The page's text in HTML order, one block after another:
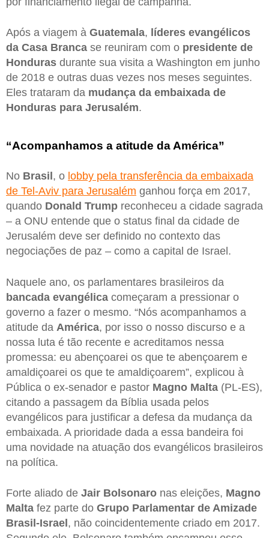
Após a viagem à Guatemala, líderes evangélicos
da Casa Branca se reuniram com o presidente de
Honduras durante sua visita a Washington em junho
de 2018 e outras duas vezes nos meses seguintes.
Eles trataram da mudança da embaixada de
Honduras para Jerusalém.
“Acompanhamos a atitude da América”
No Brasil , o lobby pela transferência da embaixada
de Tel-Aviv para Jerusalém ganhou força em 2017,
quando Donald Trump reconheceu a cidade sagrada
– a ONU entende que o status final da cidade de
Jerusalém deve ser definido no contexto das
negociações de paz – como a capital de Israel.
Naquele ano, os parlamentares brasileiros da
bancada evangélica começaram a pressionar o
governo a fazer o mesmo. “Nós acompanhamos a
atitude da América, por isso o nosso discurso e a
nossa luta é tão recente e acreditamos nessa
promessa: eu abençoarei os que te abençoarem e
amaldiçoarei os que te amaldiçoarem”, explicou à
Pública o ex-senador e pastor Magno Malta (PL-ES),
citando a passagem da Bíblia usada pelos
evangélicos para justificar a defesa da mudança da
embaixada. A prioridade dada a essa bandeira foi
uma novidade na atuação dos evangélicos brasileiros
na política.
Forte aliado de Jair Bolsonaro nas eleições, Magno
Malta fez parte do Grupo Parlamentar de Amizade
Brasil-Israel , não coincidentemente criado em 2017.